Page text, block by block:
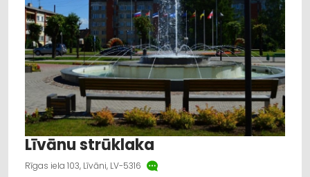
Līvānu strūklaka
Rīgas iela 103, Līvāni, LV-5316